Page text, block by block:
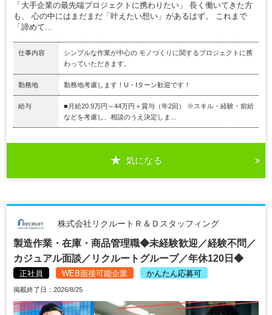
「大手企業の最先端プロジェクトに携わりたい」 長く働いてきた方
も、 心の中にはまだまだ「叶えたい想い」があるはず。 これまで
「諦めて...
仕事内容
シンプルな作業が中心の モノづくりに関するプロジェクトに携
わっていただきます。
勤務地 勤務地考慮します！U・Iターン歓迎です！
給与
■月給20.9万円～44万円＋賞与（年2回） ※スキル・経験・前給
などを考慮し、相談のうえ決定しま...
気になる
株式会社リクルートＲ＆Ｄスタッフィング
製造作業・在庫・商品管理職◆未経験歓迎／経験不問／
カジュアル面談／リクルートグループ／年休120日◆
正社員 WEB面接可能企業 かんたん応募可
掲載終了日：2026/8/25